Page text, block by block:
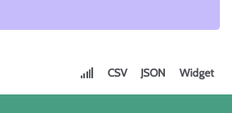
CSV JSON Widget